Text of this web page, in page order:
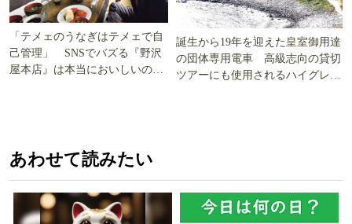
「テメェのうなぎはテメェで自
己管理」 SNSでバズる『野沢
屋本店』は本当においしいの
誕生から19年を迎えた皇室御用達
の団体専用電車 高級志向の貸切
ツアーにも使用されるハイグレー
あわせて読みたい